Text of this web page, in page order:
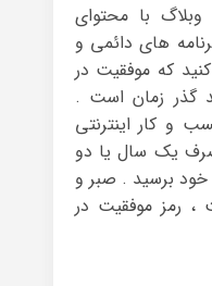
با محتوای
های دائمی و
که موفقیت در
گذر زمان است .
و کار اینترنتی
یک سال یا دو
خود برسید . صبر و
رمز موفقیت در